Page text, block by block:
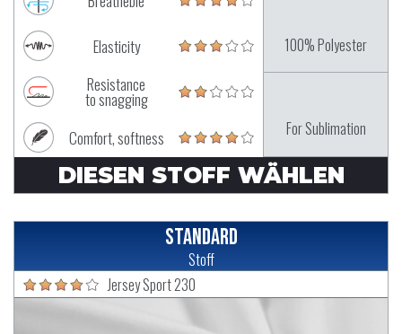
Elasticity
Resistance
to snagging
Comfort, softness
100% Polyester
For Sublimation
DIESEN STOFF WÄHLEN
Standard
Stoff
Jersey Sport 230